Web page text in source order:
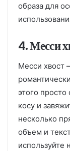
образа для
4. Месси
Месси хвост
этого
косу и
несколько
объем и
используйте